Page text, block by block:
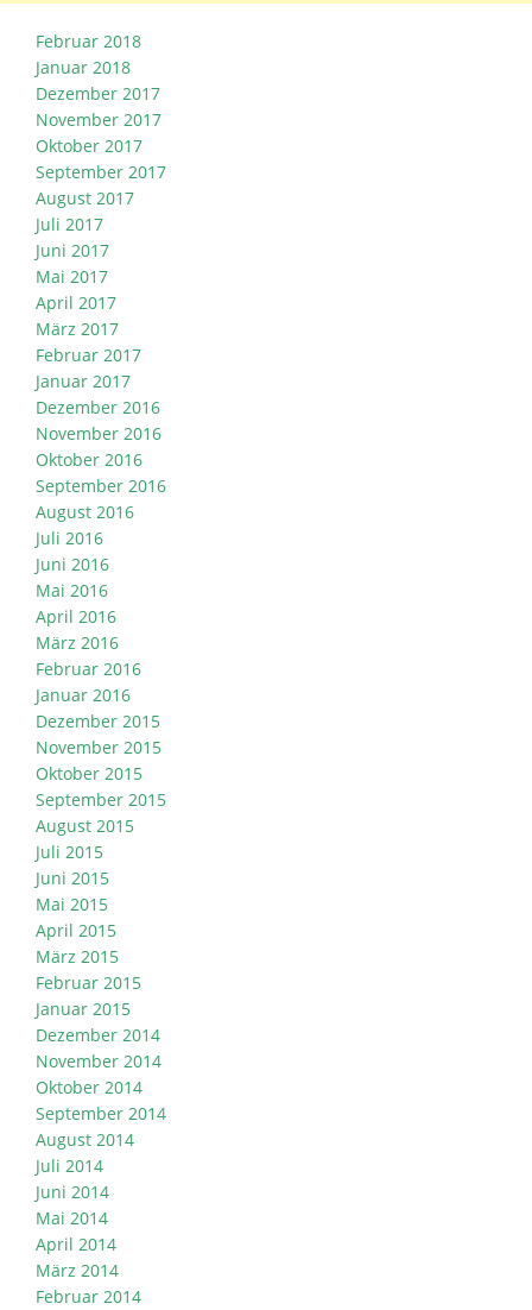
Februar 2018
Januar 2018
Dezember 2017
November 2017
Oktober 2017
September 2017
August 2017
Juli 2017
Juni 2017
Mai 2017
April 2017
März 2017
Februar 2017
Januar 2017
Dezember 2016
November 2016
Oktober 2016
September 2016
August 2016
Juli 2016
Juni 2016
Mai 2016
April 2016
März 2016
Februar 2016
Januar 2016
Dezember 2015
November 2015
Oktober 2015
September 2015
August 2015
Juli 2015
Juni 2015
Mai 2015
April 2015
März 2015
Februar 2015
Januar 2015
Dezember 2014
November 2014
Oktober 2014
September 2014
August 2014
Juli 2014
Juni 2014
Mai 2014
April 2014
März 2014
Februar 2014